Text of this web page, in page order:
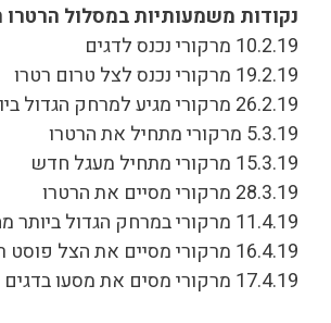
נקודות משמעותיות במסלול הרטרו
10.2.19 מרקורי נכנס לדגים
19.2.19 מרקורי נכנס לצל טרום רטרו
26.2.19 מרקורי מגיע למרחק הגדול ביותר מהשמש
5.3.19 מרקורי מתחיל את הרטרו
15.3.19 מרקורי מתחיל מעגל חדש
28.3.19 מרקורי מסיים את הרטרו
11.4.19 מרקורי במרחק הגדול ביותר מהשמש
16.4.19 מרקורי מסיים את הצל פוסט רטרו
17.4.19 מרקורי מסים את מסעו בדגים